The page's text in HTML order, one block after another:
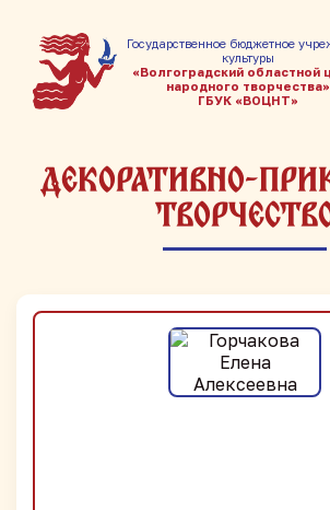
Государственное бюджетное
культуры
«Волгоградский областной
народного творчества»
ГБУК «ВОЦНТ»
Декоративно-